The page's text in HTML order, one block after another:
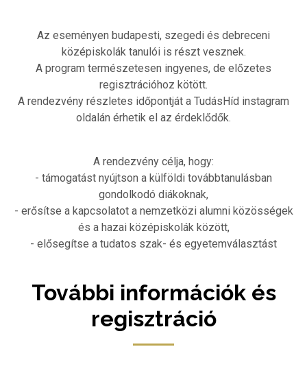
Az eseményen budapesti, szegedi és debreceni
középiskolák tanulói is részt vesznek.
A program természetesen ingyenes, de előzetes
regisztrációhoz kötött.
A rendezvény részletes időpontját a TudásHíd instagram
oldalán érhetik el az érdeklődők.
A rendezvény célja, hogy:
- támogatást nyújtson a külföldi továbbtanulásban
gondolkodó diákoknak,
- erősítse a kapcsolatot a nemzetközi alumni közösségek
és a hazai középiskolák között,
- elősegítse a tudatos szak- és egyetemválasztást
További információk és
regisztráció